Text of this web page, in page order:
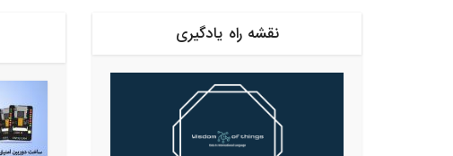
نقشه راه یادگیری